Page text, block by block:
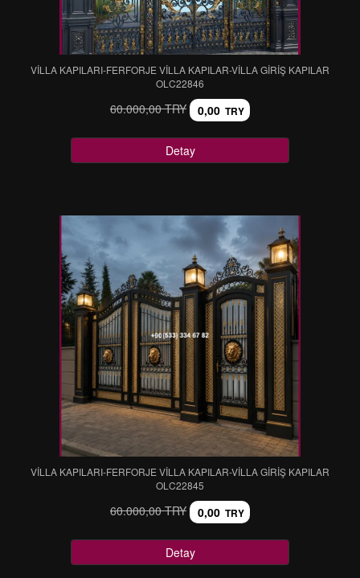
VİLLA KAPILARI-FERFORJE VİLLA KAPILAR-VİLLA GİRİŞ KAPILAR
OLC22846
60.000,00 TRY 0,00 TRY
Detay
VİLLA KAPILARI-FERFORJE VİLLA KAPILAR-VİLLA GİRİŞ KAPILAR
OLC22845
60.000,00 TRY 0,00 TRY
Detay